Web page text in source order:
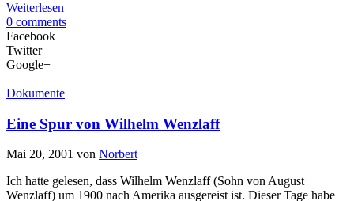
Weiterlesen
0 comments
Facebook
Twitter
Google+
Dokumente
Eine Spur von Wilhelm Wenzlaff
Mai 20, 2001 von Norbert
Ich hatte gelesen, dass Wilhelm Wenzlaff (Sohn von August
Wenzlaff) um 1900 nach Amerika ausgereist ist. Dieser Tage habe